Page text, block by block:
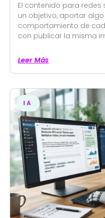
El contenido para
un objetivo, aportar
comportamiento de
con publicar la misma
Leer Más
IA